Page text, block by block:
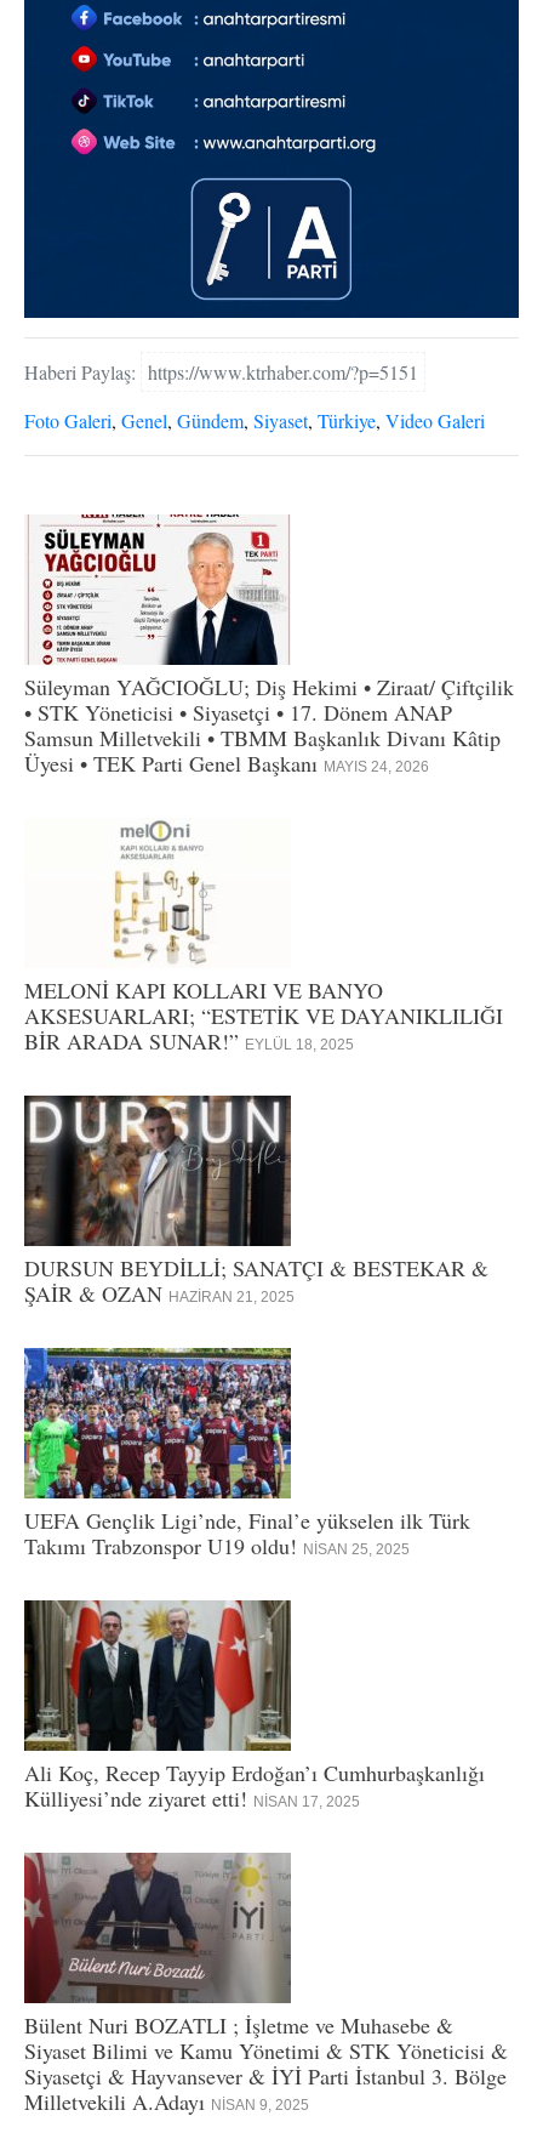
Haberi Paylaş: https://www.ktrhaber.com/?p=5151
Foto Galeri, Genel, Gündem, Siyaset, Türkiye, Video Galeri
Süleyman YAĞCIOĞLU; Diş Hekimi • Ziraat/ Çiftçilik
• STK Yöneticisi • Siyasetçi • 17. Dönem ANAP
Samsun Milletvekili • TBMM Başkanlık Divanı Kâtip
Üyesi • TEK Parti Genel Başkanı MAYIS 24, 2026
MELONİ KAPI KOLLARI VE BANYO
AKSESUARLARI; “ESTETİK VE DAYANIKLILIĞI
BİR ARADA SUNAR!” EYLÜL 18, 2025
DURSUN BEYDİLLİ; SANATÇI & BESTEKAR &
ŞAİR & OZAN HAZIRAN 21, 2025
UEFA Gençlik Ligi’nde, Final’e yükselen ilk Türk
Takımı Trabzonspor U19 oldu! NISAN 25, 2025
Ali Koç, Recep Tayyip Erdoğan’ı Cumhurbaşkanlığı
Külliyesi’nde ziyaret etti! NISAN 17, 2025
Bülent Nuri BOZATLI ; İşletme ve Muhasebe &
Siyaset Bilimi ve Kamu Yönetimi & STK Yöneticisi &
Siyasetçi & Hayvansever & İYİ Parti İstanbul 3. Bölge
Milletvekili A.Adayı NISAN 9, 2025